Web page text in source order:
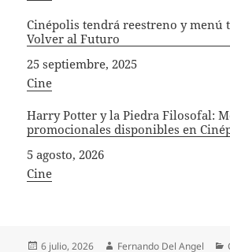
Cinépolis tendrá reestreno y menú
Volver al Futuro
Fecha
25 septiembre, 2025
In relation to
Cine
Harry Potter y la Piedra Filosofal:
promocionales disponibles en
Fecha
5 agosto, 2026
In relation to
Cine
Publicado
6 julio, 2026 Autor
Fernando Del Angel